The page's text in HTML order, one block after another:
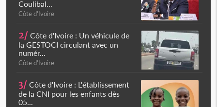
Coulibal...
Côte d'Ivoire
2/ Côte d'Ivoire : Un véhicule de
la GESTOCI circulant avec un
numér...
Côte d'Ivoire
3/ Côte d'Ivoire : L'établissement
de la CNI pour les enfants dès
05...